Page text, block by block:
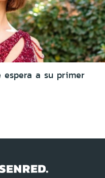
espera a su primer